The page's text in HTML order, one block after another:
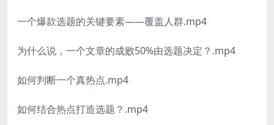
一个爆款选题的关键要素——覆盖人群.mp4
为什么说，一个文章的成败50%由选题决定？.mp4
如何判断一个真热点.mp4
如何结合热点打造选题？.mp4